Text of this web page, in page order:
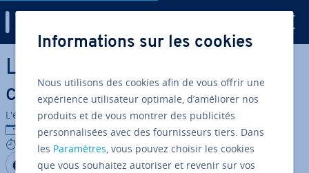
Aller au contenu principal
La fonction Excel OU : une
commande pratique et utile
L'équipe édi­to­riale IONOS
08/10/2020
6 mins
Partager sur Facebook
Partager sur Twitter
Partager sur LinkedIn
Informations sur les cookies
Nous utilisons des cookies afin de vous offrir une
expérience utilisateur optimale, d’améliorer nos
produits et de vous montrer des publicités
personnalisées avec des fournisseurs tiers. Dans
les Paramètres, vous pouvez choisir les cookies
que vous souhaitez autoriser et revenir sur vos